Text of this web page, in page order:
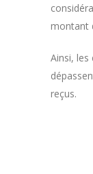
montant
Ainsi,
reçus.